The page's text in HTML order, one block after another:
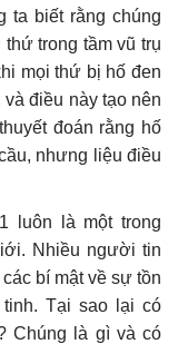
ta biết rằng chúng
trong tầm vũ trụ
mọi thứ bị hố đen
và điều này tạo nên
đoán rằng hố
nhưng liệu điều
luôn là một trong
Nhiều người tin
bí mật về sự tồn
Tại sao lại có
Chúng là gì và có